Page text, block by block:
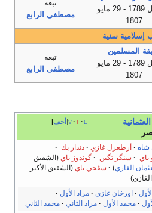
7 أبريل 1789 - 29 مايو
1807
تبعه
مصطفى الرابع
إسلامية سنية
المسلمين
7 أبريل 1789 - 29 مايو
1807
تبعه
مصطفى الرابع
أخف v t e
شاه · أرطغرل غازي · دندار بك ·
باي · سنگر تگين · گوندوز باي (الشقيق
الغازي)
· سڤجي باي (الشقيق الأكبر
· اورخان غازي · مراد الأول ·
· محمد الأول · مراد الثاني · محمد الثاني